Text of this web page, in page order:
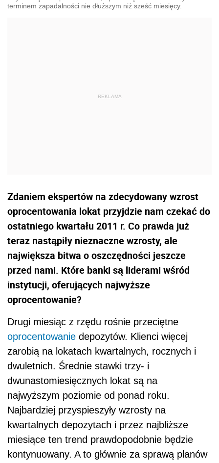
terminem zapadalności nie dłuższym niż sześć miesięcy.
Zdaniem ekspertów na zdecydowany wzrost
oprocentowania lokat przyjdzie nam czekać do
ostatniego kwartału 2011 r. Co prawda już
teraz nastąpiły nieznaczne wzrosty, ale
największa bitwa o oszczędności jeszcze
przed nami. Które banki są liderami wśród
instytucji, oferujących najwyższe
oprocentowanie?
Drugi miesiąc z rzędu rośnie przeciętne
oprocentowanie depozytów. Klienci więcej
zarobią na lokatach kwartalnych, rocznych i
dwuletnich. Średnie stawki trzy- i
dwunastomiesięcznych lokat są na
najwyższym poziomie od ponad roku.
Najbardziej przyspieszyły wzrosty na
kwartalnych depozytach i przez najbliższe
miesiące ten trend prawdopodobnie będzie
kontynuowany. A to głównie za sprawą planów